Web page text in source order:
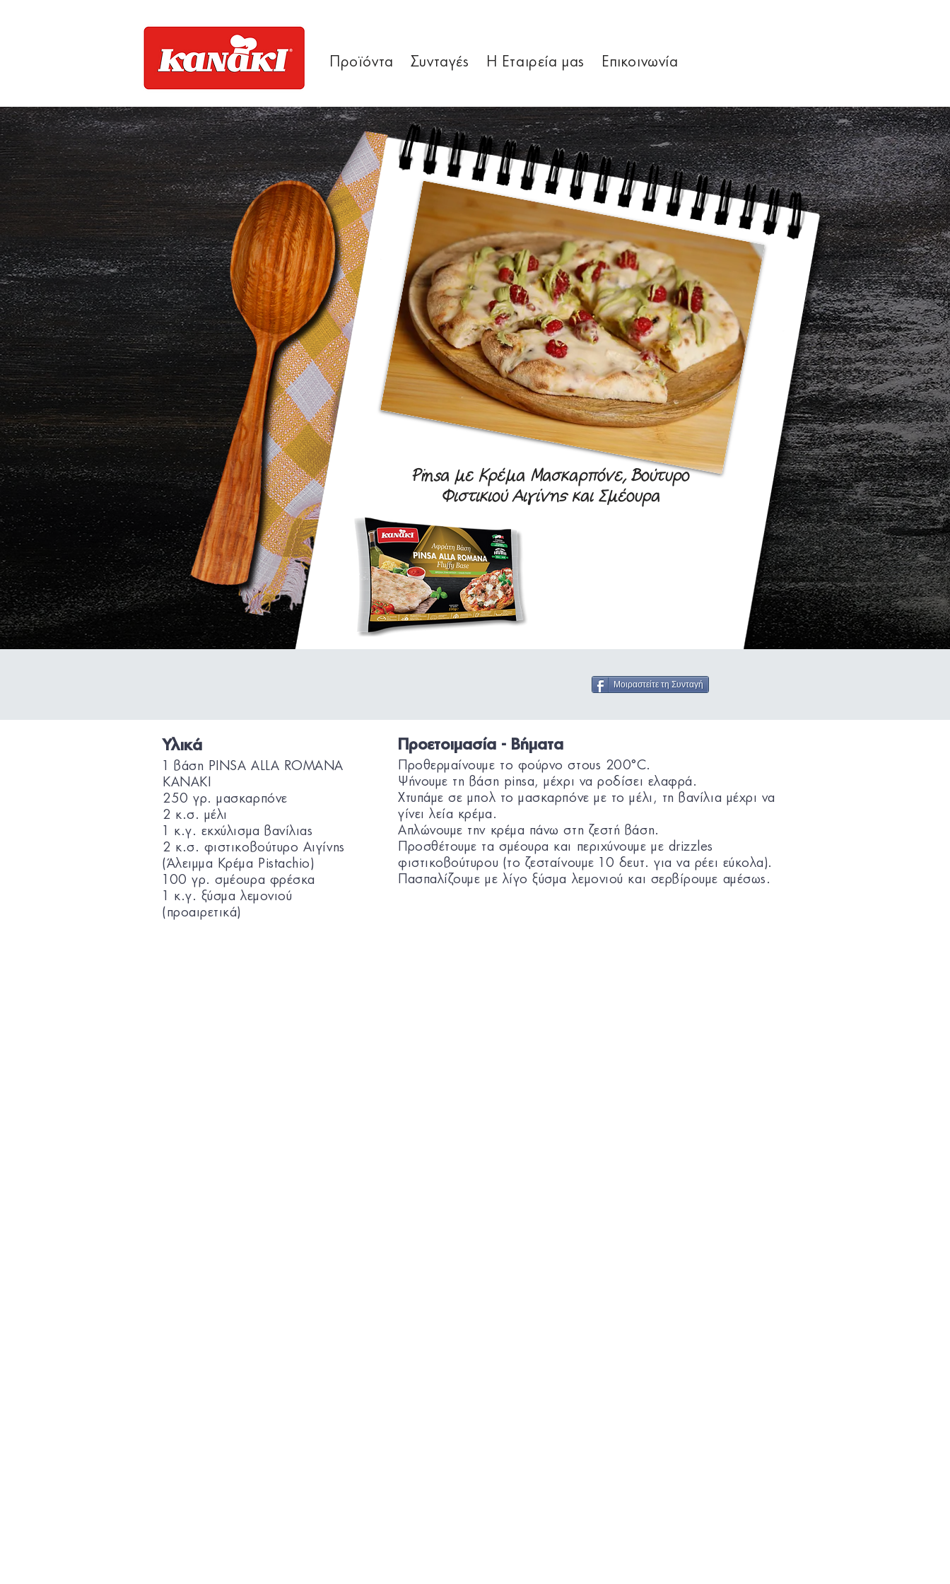
Προϊόντα Συνταγές Η Εταιρεία μας Επικοινωνία
Pinsa με Κρέμα Μασκαρπόνε, Βούτυρο
Φιστικιού Αιγίνης και Σμέουρα
Μοιραστείτε τη Συνταγή
Υλικά
1 βάση PINSA ALLA ROMANA
KANAKI
250 γρ. μασκαρπόνε
2 κ.σ. μέλι
1 κ.γ. εκχύλισμα βανίλιας
2 κ.σ. φιστικοβούτυρο Αιγίνης
(Άλειμμα Κρέμα Pistachio)
100 γρ. σμέουρα φρέσκα
1 κ.γ. ξύσμα λεμονιού
(προαιρετικά)
Προετοιμασία - Βήματα
Προθερμαίνουμε το φούρνο στους 200°C.
Ψήνουμε τη βάση pinsa, μέχρι να ροδίσει ελαφρά.
Χτυπάμε σε μπολ το μασκαρπόνε με το μέλι, τη βανίλια μέχρι να
γίνει λεία κρέμα.
Απλώνουμε την κρέμα πάνω στη ζεστή βάση.
Προσθέτουμε τα σμέουρα και περιχύνουμε με drizzles
φιστικοβούτυρου (το ζεσταίνουμε 10 δευτ. για να ρέει εύκολα).
Πασπαλίζουμε με λίγο ξύσμα λεμονιού και σερβίρουμε αμέσως.